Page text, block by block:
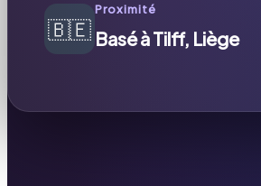
🇧🇪
Proximité
Basé à Tilff, Liège